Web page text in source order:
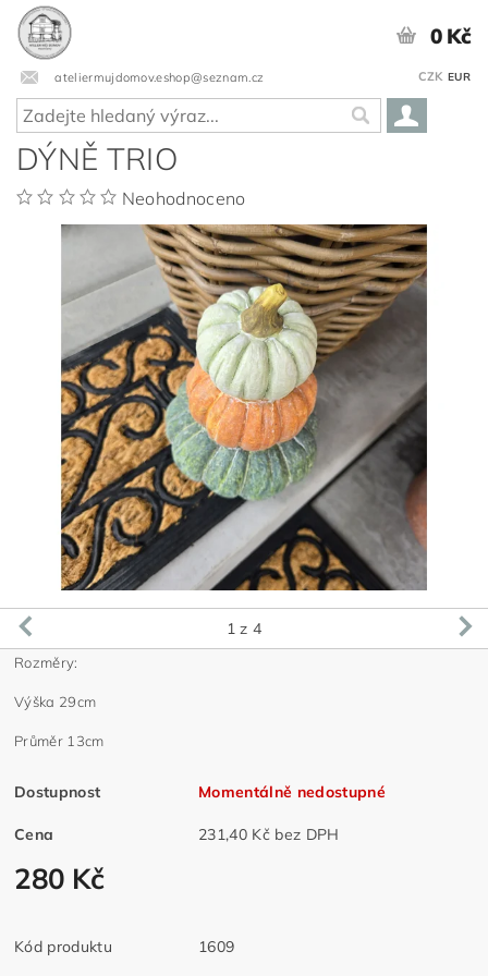
ateliermujdomov.eshop@seznam.cz CZK EUR
0 Kč
DÝNĚ TRIO
Neohodnoceno
1 z 4
Rozměry:
Výška 29cm
Průměr 13cm
Dostupnost Momentálně nedostupné
Cena 231,40 Kč bez DPH
280 Kč
Kód produktu
1609